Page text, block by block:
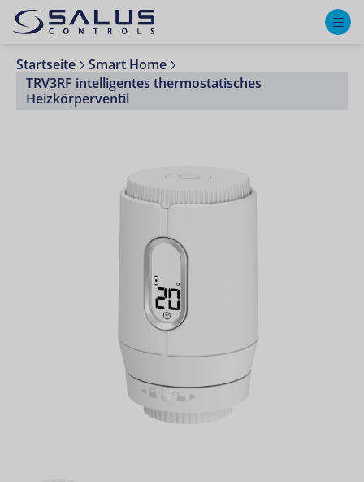
Startseite
Smart Home
TRV3RF intelligentes thermostatisches
Heizkörperventil